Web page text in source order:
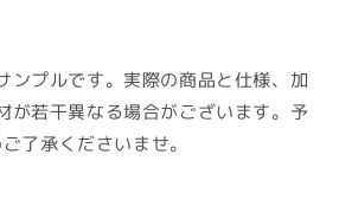
ンプルです。実際の商品と仕様、加
が若干異なる場合がございます。予
了承くださいませ。